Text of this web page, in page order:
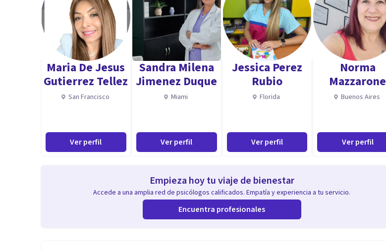
Maria De Jesus
Gutierrez Tellez
San Francisco
Ver perfil
Sandra Milena
Jimenez Duque
Miami
Ver perfil
Jessica Perez
Rubio
Florida
Ver perfil
Norma
Mazzarone
Buenos Aires
Ver perfil
Empieza hoy tu viaje de bienestar
Accede a una amplia red de psicólogos calificados. Empatía y experiencia a tu servicio.
Encuentra profesionales